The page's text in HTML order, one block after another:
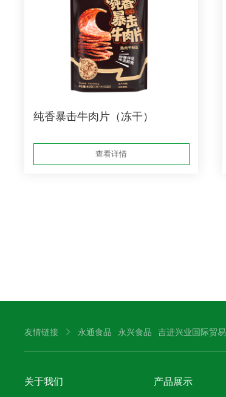
纯香暴击牛肉片（冻干）
查看详情
友情链接 永通食品 永兴食品 吉进兴业国际贸易
关于我们 产品展示